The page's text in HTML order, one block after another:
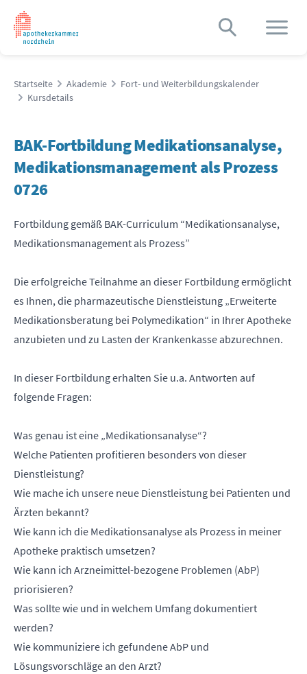
Startseite Akademie
Fort- und Weiterbildungskalender
Kursdetails
BAK-Fortbildung Medikationsanalyse,
Medikationsmanagement als Prozess
0726
Fortbildung gemäß BAK-Curriculum “Medikationsanalyse,
Medikationsmanagement als Prozess”
Die erfolgreiche Teilnahme an dieser Fortbildung ermöglicht
es Ihnen, die pharmazeutische Dienstleistung „Erweiterte
Medikationsberatung bei Polymedikation“ in Ihrer Apotheke
anzubieten und zu Lasten der Krankenkasse abzurechnen.
In dieser Fortbildung erhalten Sie u.a. Antworten auf
folgende Fragen:
Was genau ist eine „Medikationsanalyse“?
Welche Patienten profitieren besonders von dieser
Dienstleistung?
Wie mache ich unsere neue Dienstleistung bei Patienten und
Ärzten bekannt?
Wie kann ich die Medikationsanalyse als Prozess in meiner
Apotheke praktisch umsetzen?
Wie kann ich Arzneimittel-bezogene Problemen (AbP)
priorisieren?
Was sollte wie und in welchem Umfang dokumentiert
werden?
Wie kommuniziere ich gefundene AbP und
Lösungsvorschläge an den Arzt?